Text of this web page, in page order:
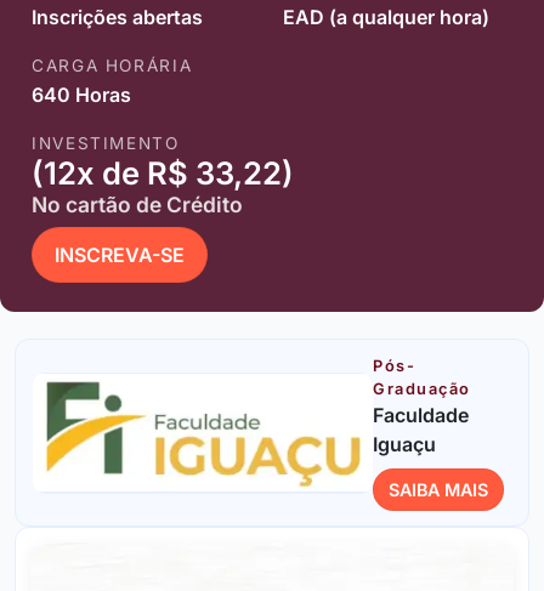
Inscrições abertas EAD (a qualquer hora)
CARGA HORÁRIA
640 Horas
INVESTIMENTO
(12x de R$ 33,22)
No cartão de Crédito
INSCREVA-SE
Pós-
Graduação
Faculdade
Iguaçu
SAIBA MAIS